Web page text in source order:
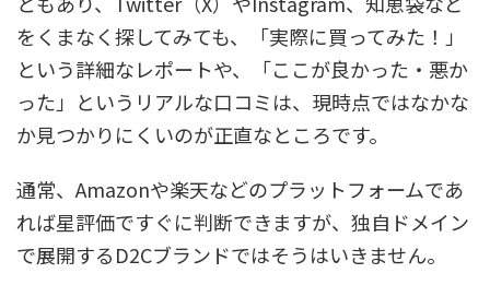
をくまなく探してみても、「実際に買ってみた！」
という詳細なレポートや、「ここが良かった・悪か
った」というリアルな口コミは、現時点ではなかな
か見つかりにくいのが正直なところです。
通常、Amazonや楽天などのプラットフォームであ
れば星評価ですぐに判断できますが、独自ドメイン
で展開するD2Cブランドではそうはいきません。